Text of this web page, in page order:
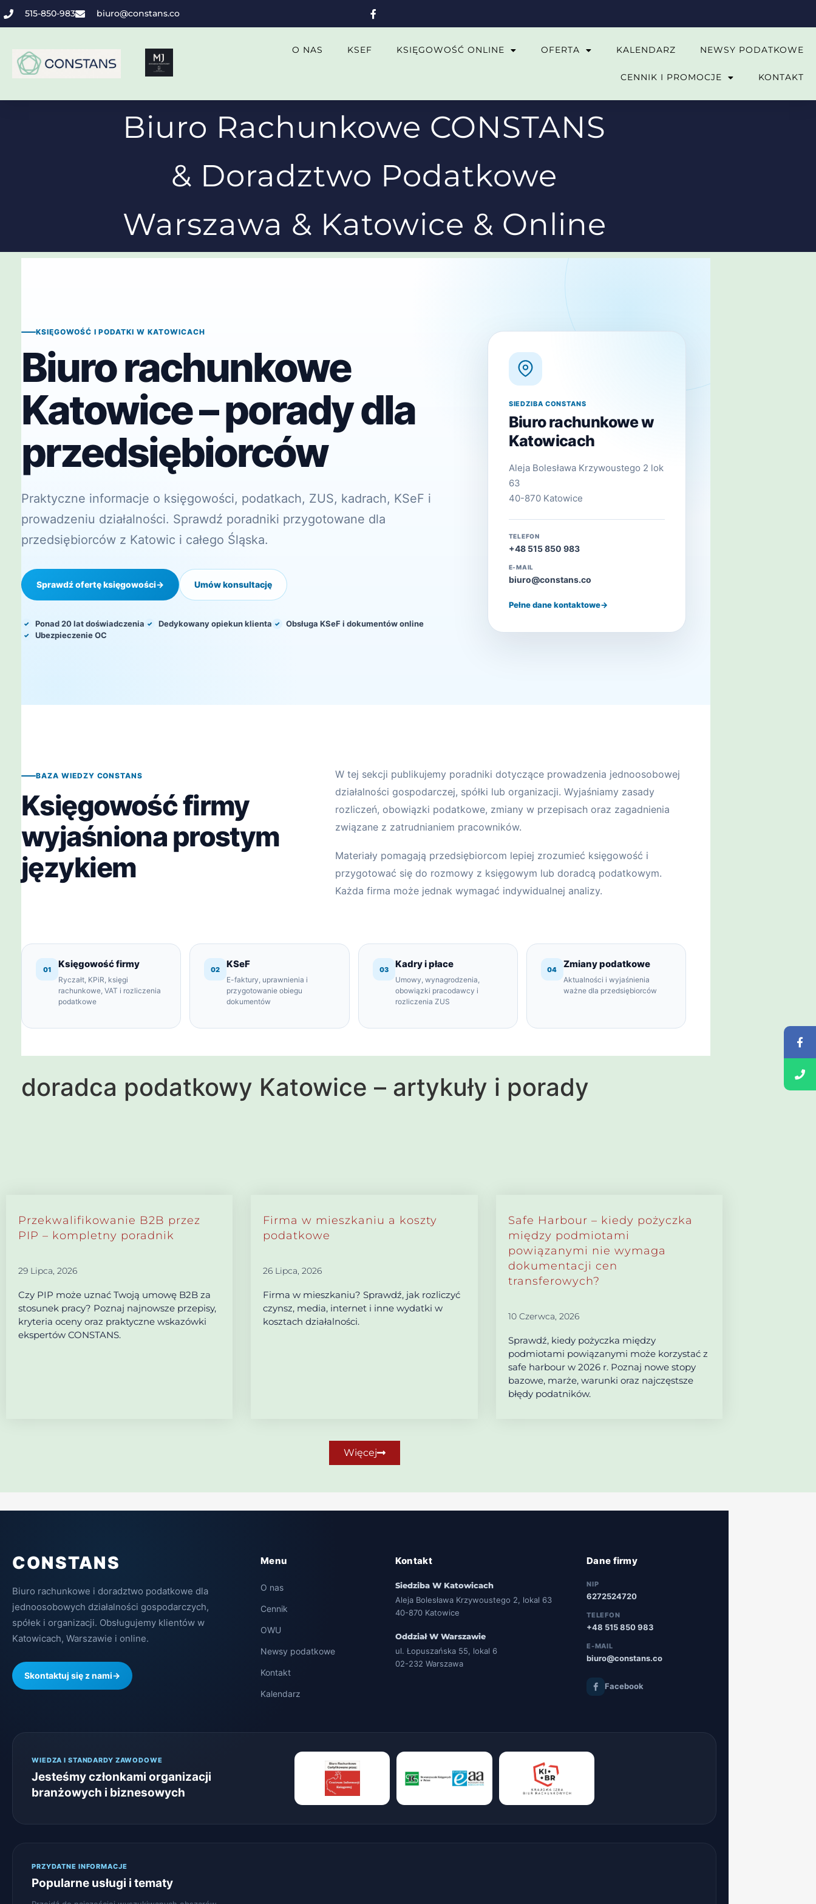
515-850-983 biuro@constans.co
O NAS KSEF KSIĘGOWOŚĆ ONLINE OFERTA KALENDARZ NEWSY PODATKOWE
CENNIK I PROMOCJE KONTAKT
Biuro Rachunkowe CONSTANS
& Doradztwo Podatkowe
Warszawa & Katowice & Online
KSIĘGOWOŚĆ I PODATKI W KATOWICACH
Biuro rachunkowe
Katowice – porady dla
przedsiębiorców
Praktyczne informacje o księgowości, podatkach, ZUS, kadrach, KSeF i
prowadzeniu działalności. Sprawdź poradniki przygotowane dla
przedsiębiorców z Katowic i całego Śląska.
Sprawdź ofertę księgowości→ Umów konsultację
Ponad 20 lat doświadczenia Dedykowany opiekun klienta
Obsługa KSeF i dokumentów online
Ubezpieczenie OC
SIEDZIBA CONSTANS
Biuro rachunkowe w
Katowicach
Aleja Bolesława Krzywoustego 2 lok
63
40-870 Katowice
TELEFON
+48 515 850 983
E-MAIL
biuro@constans.co
Pełne dane kontaktowe→
BAZA WIEDZY CONSTANS
Księgowość firmy
wyjaśniona prostym
językiem
W tej sekcji publikujemy poradniki dotyczące prowadzenia jednoosobowej
działalności gospodarczej, spółki lub organizacji. Wyjaśniamy zasady
rozliczeń, obowiązki podatkowe, zmiany w przepisach oraz zagadnienia
związane z zatrudnianiem pracowników.
Materiały pomagają przedsiębiorcom lepiej zrozumieć księgowość i
przygotować się do rozmowy z księgowym lub doradcą podatkowym.
Każda firma może jednak wymagać indywidualnej analizy.
01 Księgowość firmy
Ryczałt, KPiR, księgi
rachunkowe, VAT i rozliczenia
podatkowe
02 KSeF
E-faktury, uprawnienia i
przygotowanie obiegu
dokumentów
03 Kadry i płace
Umowy, wynagrodzenia,
obowiązki pracodawcy i
rozliczenia ZUS
04 Zmiany podatkowe
Aktualności i wyjaśnienia
ważne dla przedsiębiorców
doradca podatkowy Katowice – artykuły i porady
Przekwalifikowanie B2B przez
PIP – kompletny poradnik
29 Lipca, 2026
Czy PIP może uznać Twoją umowę B2B za
stosunek pracy? Poznaj najnowsze przepisy,
kryteria oceny oraz praktyczne wskazówki
ekspertów CONSTANS.
Firma w mieszkaniu a koszty
podatkowe
26 Lipca, 2026
Firma w mieszkaniu? Sprawdź, jak rozliczyć
czynsz, media, internet i inne wydatki w
kosztach działalności.
Safe Harbour – kiedy pożyczka
między podmiotami
powiązanymi nie wymaga
dokumentacji cen
transferowych?
10 Czerwca, 2026
Sprawdź, kiedy pożyczka między
podmiotami powiązanymi może korzystać z
safe harbour w 2026 r. Poznaj nowe stopy
bazowe, marże, warunki oraz najczęstsze
błędy podatników.
Więcej
CONSTANS
Biuro rachunkowe i doradztwo podatkowe dla
jednoosobowych działalności gospodarczych,
spółek i organizacji. Obsługujemy klientów w
Katowicach, Warszawie i online.
Skontaktuj się z nami→
Menu
O nas
Cennik
OWU
Newsy podatkowe
Kontakt
Kalendarz
Kontakt
Siedziba W Katowicach
Aleja Bolesława Krzywoustego 2, lokal 63
40-870 Katowice
Oddział W Warszawie
ul. Łopuszańska 55, lokal 6
02-232 Warszawa
Dane firmy
NIP
6272524720
TELEFON
+48 515 850 983
E-MAIL
biuro@constans.co
Facebook
WIEDZA I STANDARDY ZAWODOWE
Jesteśmy członkami organizacji
branżowych i biznesowych
PRZYDATNE INFORMACJE
Popularne usługi i tematy